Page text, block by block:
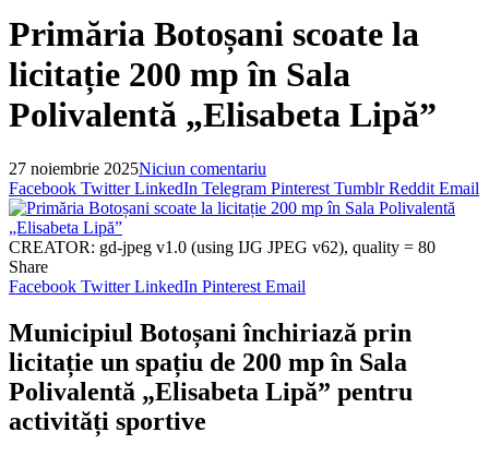
Primăria Botoșani scoate la
licitație 200 mp în Sala
Polivalentă „Elisabeta Lipă”
27 noiembrie 2025Niciun comentariu
Facebook Twitter LinkedIn Telegram Pinterest Tumblr Reddit Email
CREATOR: gd-jpeg v1.0 (using IJG JPEG v62), quality = 80
Share
Facebook Twitter LinkedIn Pinterest Email
Municipiul Botoșani închiriază prin
licitație un spațiu de 200 mp în Sala
Polivalentă „Elisabeta Lipă” pentru
activități sportive